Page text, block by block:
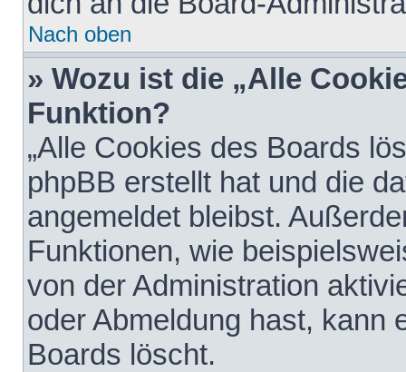
Nach oben
» Wozu ist die „Alle
Funktion?
„Alle Cookies des Boards
phpBB erstellt hat und die
angemeldet bleibst.
Funktionen, wie
von der Administration
oder Abmeldung hast, kann
Boards löscht.